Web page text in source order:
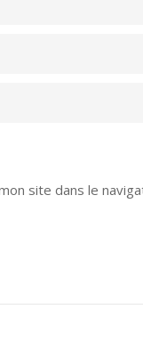
site dans le